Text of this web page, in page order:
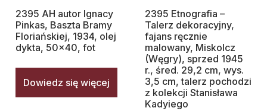
2395 AH autor Ignacy
Pinkas, Baszta Bramy
Floriańskiej, 1934, olej
dykta, 50×40, fot
Dowiedz się więcej
2395 Etnografia –
Talerz dekoracyjny,
fajans ręcznie
malowany, Miskolcz
(Węgry), sprzed 1945
r., śred. 29,2 cm, wys.
3,5 cm, talerz pochodzi
z kolekcji Stanisława
Kadyiego